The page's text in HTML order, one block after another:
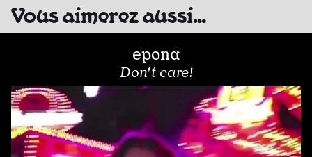
Vous aimerez aussi…
epona
Don't care!